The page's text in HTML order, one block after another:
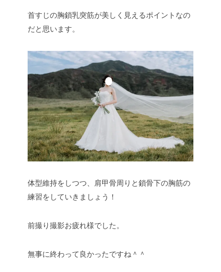
首すじの胸鎖乳突筋が美しく見えるポイントなの
だと思います。
体型維持をしつつ、肩甲骨周りと鎖骨下の胸筋の
練習をしていきましょう！
前撮り撮影お疲れ様でした。
無事に終わって良かったですね＾＾